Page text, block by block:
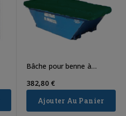
Bâche pour benne à
382,80 €
Ajouter Au Panier